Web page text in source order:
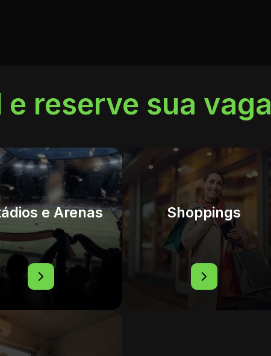
e reserve sua vaga
e Arenas Shoppings